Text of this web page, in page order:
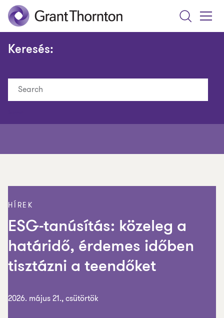
Search
Menu
Keresés:
HÍREK
ESG-tanúsítás: közeleg a
határidő, érdemes időben
tisztázni a teendőket
2026. május 21., csütörtök